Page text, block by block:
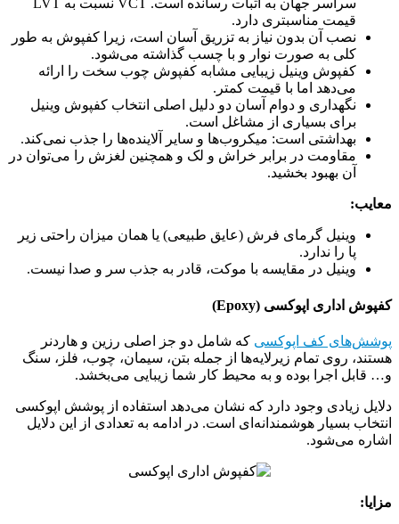
سراسر جهان به اثبات رسانده است. VCT نسبت به LVT
قیمت مناسبتری دارد.
نصب آن بدون نیاز به تزریق آسان است، زیرا کفپوش به طور
کلی به صورت نوار و با چسب گذاشته می‌شود.
کفپوش وینیل زیبایی مشابه کفپوش چوب سخت را ارائه
می‌دهد اما با قیمت کمتر.
نگهداری و دوام آسان دو دلیل اصلی انتخاب کفپوش وینیل
برای بسیاری از مشاغل است.
بهداشتی است: میکروب‌ها و سایر آلاینده‌ها را جذب نمی‌کند.
مقاومت در برابر خراش و لک و همچنین لغزش را می‌توان در
آن بهبود بخشید.
معایب:
وینیل گرمای فرش (عایق طبیعی) یا همان میزان راحتی زیر
پا را ندارد.
وینیل در مقایسه با موکت، قادر به جذب سر و صدا نیست.
کفپوش اداری اپوکسی (Epoxy)
پوشش‌های کف اپوکسی که شامل دو جز اصلی رزین و هاردنر
هستند، روی تمام زیرلایه‌ها از جمله بتن، سیمان، چوب، فلز، سنگ
و… قابل اجرا بوده و به محیط کار شما زیبایی می‌بخشد.
دلایل زیادی وجود دارد که نشان می‌دهد استفاده از پوشش اپوکسی
انتخاب بسیار هوشمندانه‌ای است. در ادامه به تعدادی از این دلایل
اشاره می‌شود.
مزایا: